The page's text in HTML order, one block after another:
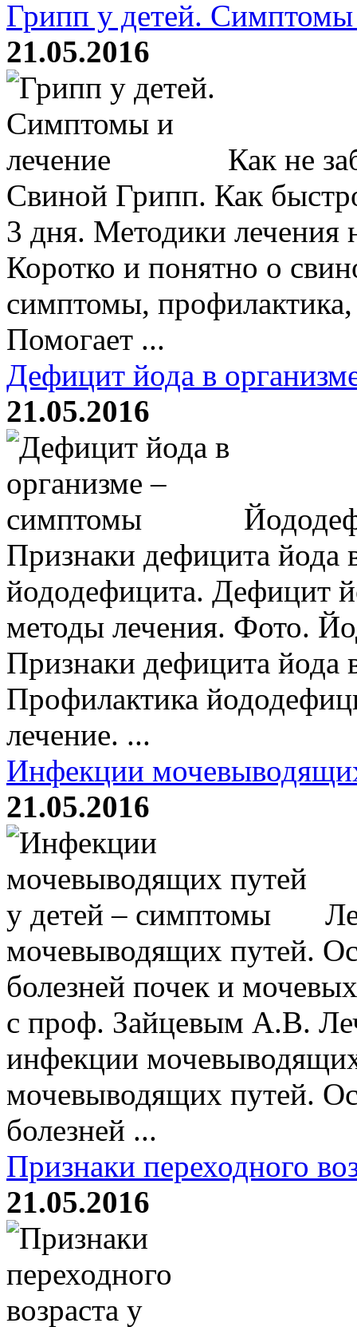
Грипп у детей. Симптомы
21.05.2016
Как не
Свиной Грипп. Как
3 дня. Методики лечения
Коротко и понятно о
симптомы,
Помогает ...
Дефицит йода в
21.05.2016
Признаки дефицита йода
йододефицита. Дефицит
методы лечения. Фото.
Признаки дефицита йода
Профилактика
лечение. ...
Инфекции
21.05.2016
мочевыводящих путей.
болезней почек и
с проф. Зайцевым А.В.
инфекции
мочевыводящих путей.
болезней ...
Признаки переходного
21.05.2016